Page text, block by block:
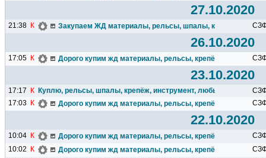
27.10.2020
21:38 К Закупаем ЖД материалы, рельсы, шпалы, крепёж дорого
26.10.2020
17:05 К Дорого купим жд материалы, рельсы, крепёж, путевой
23.10.2020
17:17 К Куплю, рельсы, шпалы, крепёж, инструмент, любые жд
17:03 К Дорого купим жд материалы, рельсы, крепёж, путевой
22.10.2020
10:04 К Дорого купим жд материалы, рельсы, крепёж, путевой
10:02
К Дорого купим жд материалы, рельсы, крепёж, путевой